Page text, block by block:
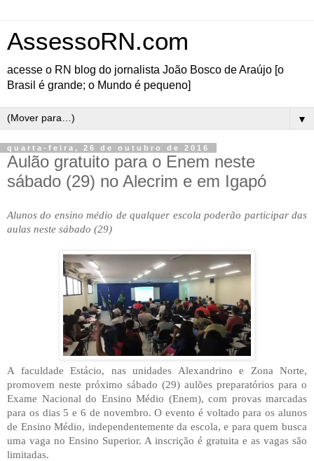
AssessoRN.com
acesse o RN blog do jornalista João Bosco de Araújo [o
Brasil é grande; o Mundo é pequeno]
▼
quarta-feira, 26 de outubro de 2016
Aulão gratuito para o Enem neste
sábado (29) no Alecrim e em Igapó
Alunos do ensino médio de qualquer escola poderão participar das
aulas neste sábado (29)
A faculdade Estácio, nas unidades Alexandrino e Zona Norte,
promovem neste próximo sábado (29) aulões preparatórios para o
Exame Nacional do Ensino Médio (Enem), com provas marcadas
para os dias 5 e 6 de novembro. O evento é voltado para os alunos
de Ensino Médio, independentemente da escola, e para quem busca
uma vaga no Ensino Superior. A inscrição é gratuita e as vagas são
limitadas.